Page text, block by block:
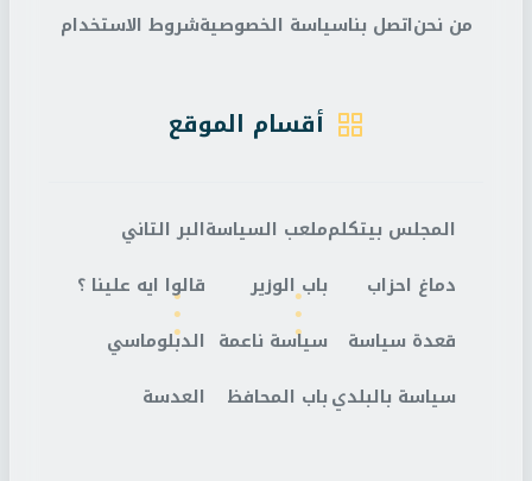
من نحناتصل بناسياسة الخصوصيةشروط الاستخدام
أقسام الموقع
المجلس بيتكلم
دماغ احزاب
قعدة سياسة
سياسة بالبلدي
ملعب السياسة
باب الوزير
سياسة ناعمة
باب المحافظ
البر التاني
قالوا ايه علينا ؟
الدبلوماسي
العدسة